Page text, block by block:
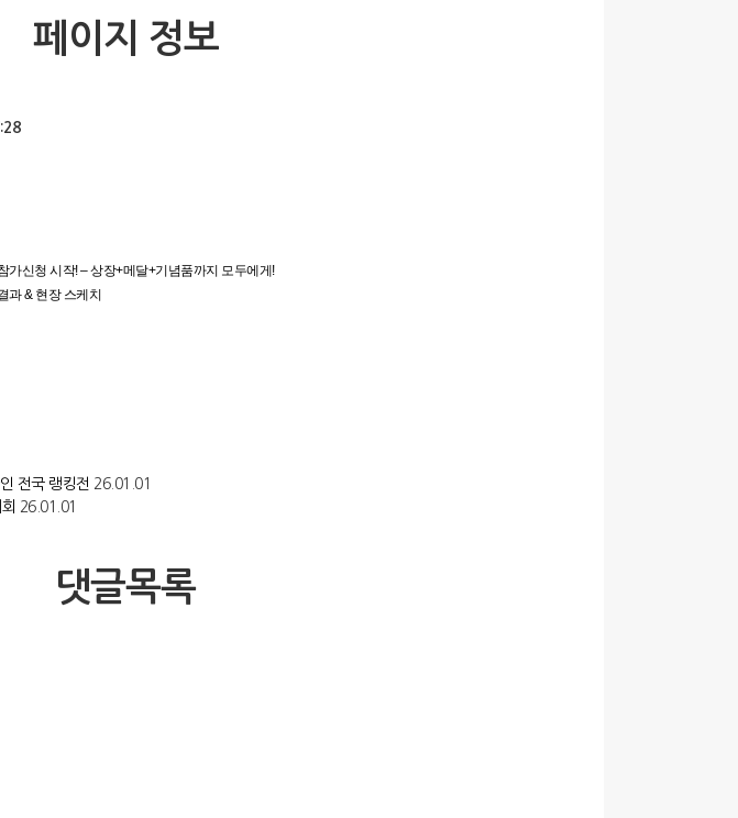
페이지 정보
가신청 시작! – 상장+메달+기념품까지 모두에게!
과 & 현장 스케치
전국 랭킹전 26.01.01
26.01.01
댓글목록